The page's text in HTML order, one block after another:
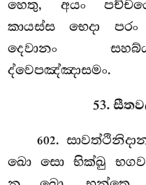
හෙතු, අයං
කායස්ස භෙදා
දෙවානං
ද්වෙපඤ්ඤාසමං.
53.
602.
ඛො සො භික්ඛු